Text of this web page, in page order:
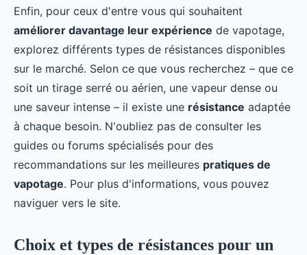
Enfin, pour ceux d'entre vous qui souhaitent
améliorer davantage leur expérience de vapotage,
explorez différents types de résistances disponibles
sur le marché. Selon ce que vous recherchez – que ce
soit un tirage serré ou aérien, une vapeur dense ou
une saveur intense – il existe une résistance adaptée
à chaque besoin. N'oubliez pas de consulter les
guides ou forums spécialisés pour des
recommandations sur les meilleures pratiques de
vapotage. Pour plus d'informations, vous pouvez
naviguer vers le site.
Choix et types de résistances pour un